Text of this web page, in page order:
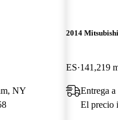
NY
2014
ES 141,219
Entrega
El precio